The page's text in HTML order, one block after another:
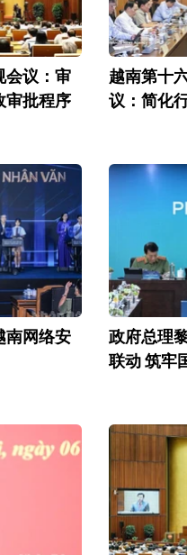
会议：审
审批程序
越南第十
议：简化
南网络安
政府总理
联动 筑牢